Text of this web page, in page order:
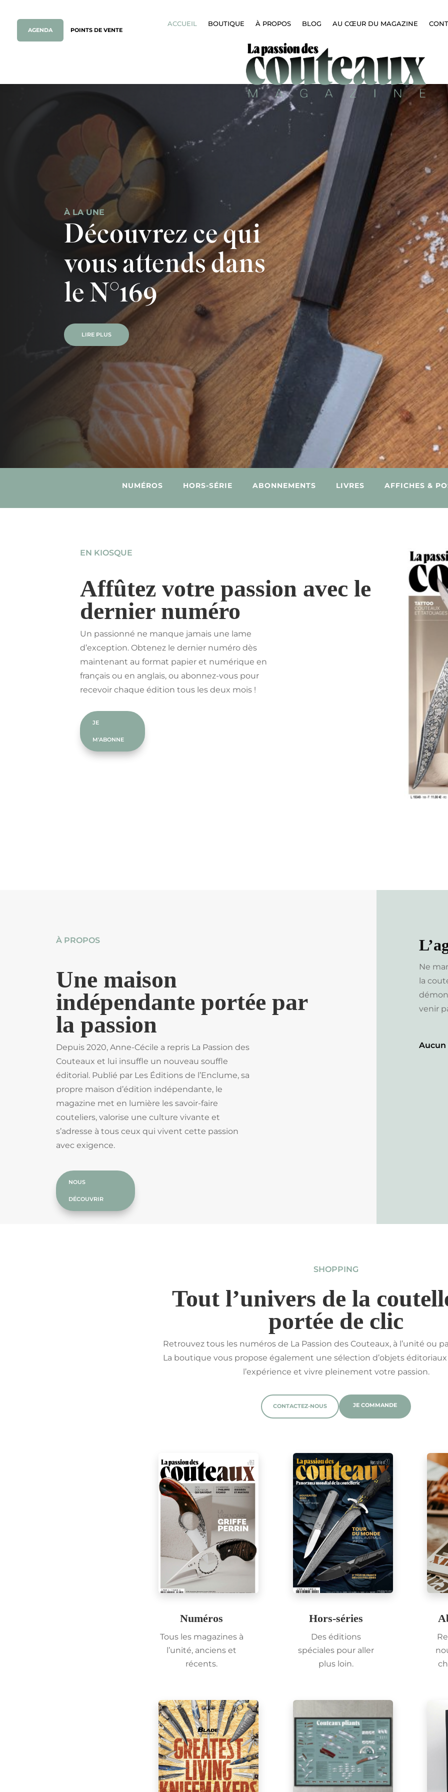
AGENDA POINTS DE VENTE
ACCUEIL BOUTIQUE À PROPOS BLOG AU CŒUR DU MAGAZINE
Découvrez ce qui
vous attends dans
le N°169
À LA UNE
LIRE PLUS
NUMÉROS HORS-SÉRIE ABONNEMENTS LIVRES AFFICHES &
EN KIOSQUE
Affûtez votre passion avec le
dernier numéro
Un passionné ne manque jamais une lame
d’exception. Obtenez le dernier numéro dès
maintenant au format papier et numérique en
français ou en anglais, ou abonnez-vous pour
recevoir chaque édition tous les deux mois !
JE
M'ABONNE
N°168
À PROPOS
Une maison
indépendante portée par
la passion
Depuis 2020, Anne-Cécile a repris La Passion des
Couteaux et lui insuffle un nouveau souffle
éditorial. Publié par Les Éditions de l’Enclume, sa
propre maison d’édition indépendante, le
magazine met en lumière les savoir-faire
couteliers, valorise une culture vivante et
s’adresse à tous ceux qui vivent cette passion
avec exigence.
NOUS
DÉCOUVRIR
Ne
la
venir
Aucun
SHOPPING
Tout l’univers de la
portée de clic
Retrouvez tous les numéros de La Passion des Couteaux, à l’unité ou
La boutique vous propose également une sélection d’objets
l’expérience et vivre pleinement votre passion.
CONTACTEZ-NOUS JE COMMANDE
Numéros
Tous les magazines à
l’unité, anciens et
récents.
Hors-séries
Des éditions
spéciales pour aller
plus loin.